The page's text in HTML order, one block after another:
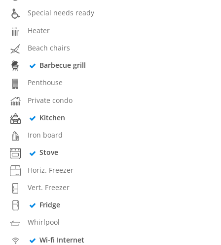
Special needs ready
Heater
Beach chairs
Barbecue grill
Penthouse
Private condo
Kitchen
Iron board
Stove
Horiz. Freezer
Vert. Freezer
Fridge
Whirlpool
Wi-fi Internet